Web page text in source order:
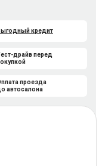
кредит
драйв перед
проезда
автосалона